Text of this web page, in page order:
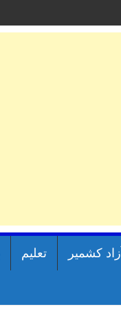
آزاد کشمیر تعلیم